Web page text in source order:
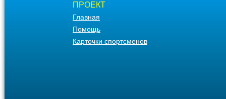
ПРОЕКТ
Главная
Помощь
Карточки спортсменов